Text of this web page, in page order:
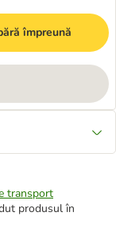
împreună
transport
produsul în